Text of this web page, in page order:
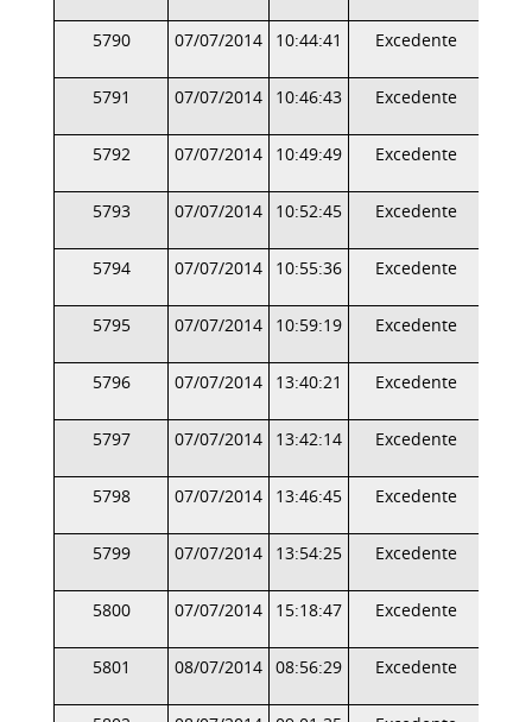
5790 07/07/2014 10:44:41 Excedente
5791 07/07/2014 10:46:43 Excedente
5792 07/07/2014 10:49:49 Excedente
5793 07/07/2014 10:52:45 Excedente
5794 07/07/2014 10:55:36 Excedente
5795 07/07/2014 10:59:19 Excedente
5796 07/07/2014 13:40:21 Excedente
5797 07/07/2014 13:42:14 Excedente
5798 07/07/2014 13:46:45 Excedente
5799 07/07/2014 13:54:25 Excedente
5800 07/07/2014 15:18:47 Excedente
5801 08/07/2014 08:56:29 Excedente